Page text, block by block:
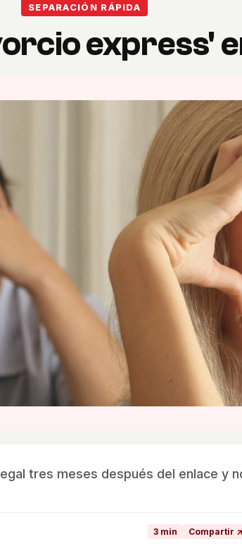
SEPARACIÓN RÁPIDA
express'
tres meses después del enlace y
3 min Compartir ↗